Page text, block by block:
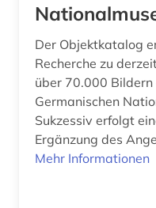
bulgarien (1)
bundesstiftung zur aufarbeitung der sed-
diktatur (1)
bunker (2)
Der Objektkatalog
Recherche zu
über 70.000 Bildern
Germanischen
Sukzessiv erfolgt
Ergänzung des
Mehr Informationen